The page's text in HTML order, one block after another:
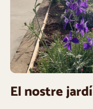
El nostre jardí